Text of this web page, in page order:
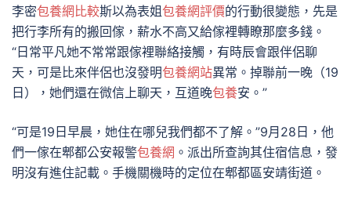
李密包養網比較斯以為表姐包養網評價的行動很變態，先是
把行李所有的搬回傢，薪水不高又給傢裡轉瞭那麼多錢。
“日常平凡她不常常跟傢裡聯絡接觸，有時辰會跟伴侶聊
天，可是比來伴侶也沒發明包養網站異常。掉聯前一晚（19
日），她們還在微信上聊天，互道晚包養安。”
“可是19日早晨，她住在哪兒我們都不了解。”9月28日，他
們一傢在郫都公安報警包養網 。派出所查詢其住宿信息，發
明沒有進住記載。手機關機時的定位在郫都區安靖街道。